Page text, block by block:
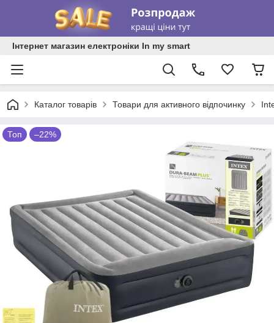
Інтернет магазин електроніки In my smart
Каталог товарів Товари для активного відпочинку
Топ –22%